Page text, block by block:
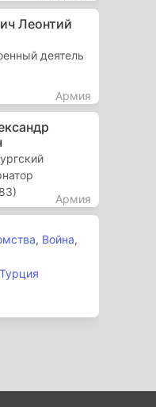
Леонтий
деятель
Армия
Армия
, Война,
Турция